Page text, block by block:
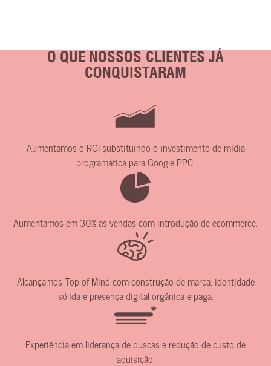
O QUE NOSSOS CLIENTES JÁ
CONQUISTARAM
Aumentamos o ROI substituindo o investimento de mídia
programática para Google PPC.
Aumentamos em 30% as vendas com introdução de ecommerce.
Alcançamos Top of Mind com construção de marca, identidade
sólida e presença digital orgânica e paga.
Experiência em liderança de buscas e redução de custo de
aquisição.